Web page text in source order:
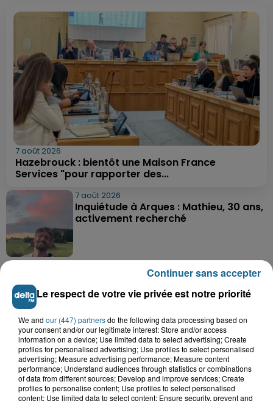
7 août 2026
Hazebrouck : bientôt une Maison France
Services "pour rapporter des...
7 août 2026
Inquiétude à Arques : Mathieu, 30 ans,
activement recherché
Foot, Boulogne-sur-Mer : Grégory Thil,
un directeur sportif à...
7 août 2026
Hand : Dunkerque face à l'élite pour
préparer la saison du renouveau
Le respect de votre vie privée est notre priorité
We and our (447) partnersdo the following data processing based on
your consent and/or our legitimate interest: Store and/or access
information on a device; Use limited data to select advertising; Create
profiles for personalised advertising; Use profiles to select personalised
advertising; Measure advertising performance; Measure content
performance; Understand audiences through statistics or combinations
of data from different sources; Develop and improve services; Create
profiles to personalise content; Use profiles to select personalised
content; Use limited data to select content; Ensure security, prevent and
Continuer sans accepter